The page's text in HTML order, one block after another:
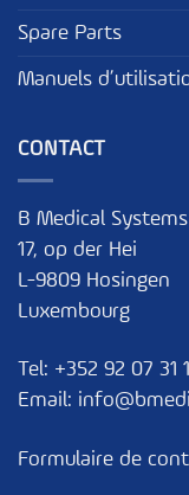
Spare Parts
Manuels
CONTACT
B Medical Systems
17, op der Hei
L-9809 Hosingen
Luxembourg
Tel: +352 92 07 31 1
Email:
Formulaire de